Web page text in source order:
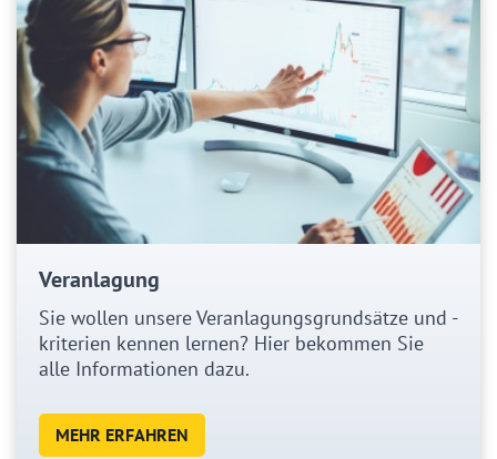
Veranlagung
Sie wollen unsere Veranlagungsgrundsätze und -
kriterien kennen lernen? Hier bekommen Sie
alle Informationen dazu.
MEHR ERFAHREN